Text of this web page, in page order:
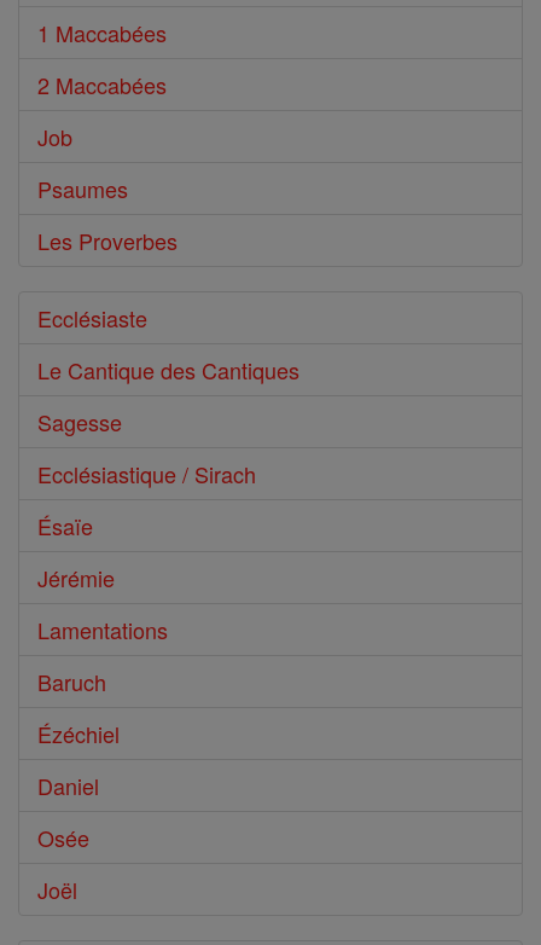
1 Maccabées
2 Maccabées
Job
Psaumes
Les Proverbes
Ecclésiaste
Le Cantique des Cantiques
Sagesse
Ecclésiastique / Sirach
Ésaïe
Jérémie
Lamentations
Baruch
Ézéchiel
Daniel
Osée
Joël